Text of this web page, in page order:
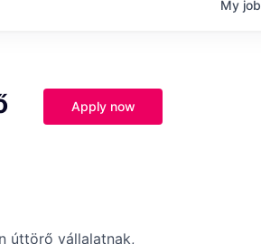
My job
Apply now
úttörő vállalatnak,